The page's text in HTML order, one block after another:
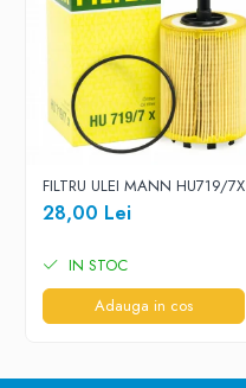
FILTRU ULEI MANN HU719/7X
28,00 Lei
IN STOC
Adauga in cos